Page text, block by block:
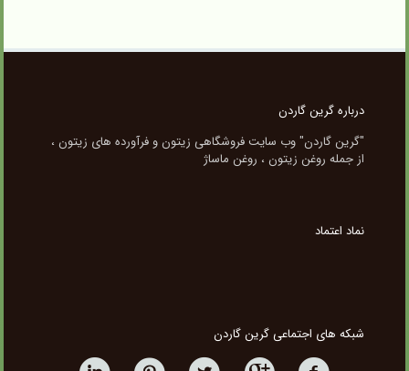
درباره گرین گاردن
"گرین گاردن" وب سایت فروشگاهی زیتون و فرآورده های زیتون ،
از جمله روغن زیتون ، روغن ماساژ
نماد اعتماد
شبکه های اجتماعی گرین گاردن